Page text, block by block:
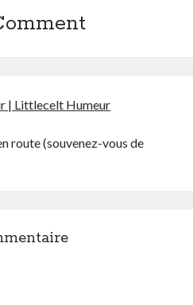
| Littlecelt Humeur
route (souvenez-vous de